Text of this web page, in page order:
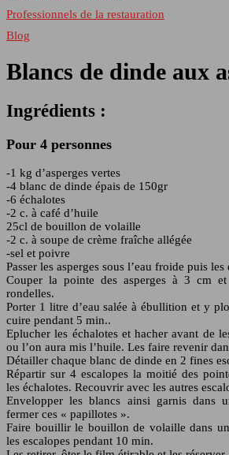
Professionnels de la restauration
Blog
Blancs de dinde aux
Ingrédients :
Pour 4 personnes
-1 kg d’asperges vertes
-4 blanc de dinde épais de 150gr
-6 échalotes
-2 c. à café d’huile
25cl de bouillon de volaille
-2 c. à soupe de crème fraîche allégée
-sel et poivre
Passer les asperges sous l’eau froide puis les
Couper la pointe des asperges à 3 cm
rondelles.
Porter 1 litre d’eau salée à ébullition et y
cuire pendant 5 min..
Eplucher les échalotes et hacher avant de
ou l’on aura mis l’huile. Les faire revenir
Détailler chaque blanc de dinde en 2 fines
Répartir sur 4 escalopes la moitié des
les échalotes. Recouvrir avec les autres
Envelopper les blancs ainsi garnis dans
fermer ces « papillotes ».
Faire bouillir le bouillon de volaille dans
les escalopes pendant 10 min.